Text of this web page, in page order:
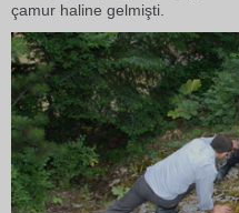
çamur haline gelmişti.